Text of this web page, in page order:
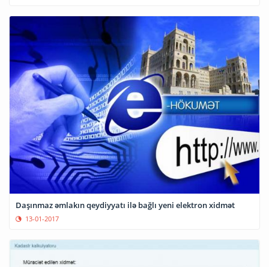
Daşınmaz əmlakın qeydiyyatı ilə bağlı yeni elektron xidmət
13-01-2017